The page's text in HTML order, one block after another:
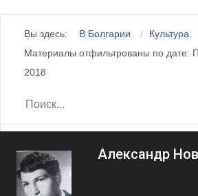
Вы здесь: В Болгарии
Культура
Материалы отфильтрованы по дате:
2018
Александр